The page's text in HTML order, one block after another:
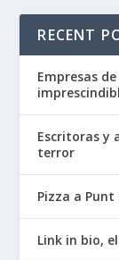
RECENT
Empresas
Escritoras y
terror
Pizza a
Link in bio,